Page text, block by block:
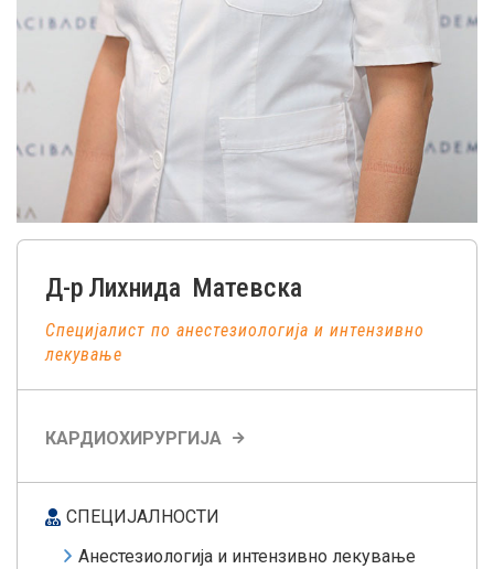
Д-р Лихнида Матевска
Специјалист по анестезиологија и интензивно
лекување
КАРДИОХИРУРГИЈА
СПЕЦИЈАЛНОСТИ
Анестезиологија и интензивно лекување